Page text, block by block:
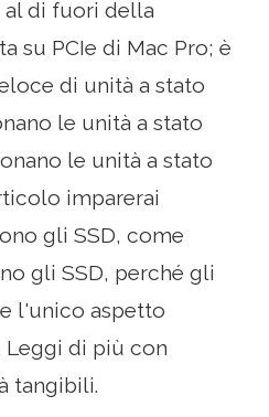
di fuori della
su PCIe di Mac Pro; è
di unità a stato
le unità a stato
le unità a stato
imparerai
gli SSD, come
gli SSD, perché gli
l'unico aspetto
Leggi di più con
tangibili.